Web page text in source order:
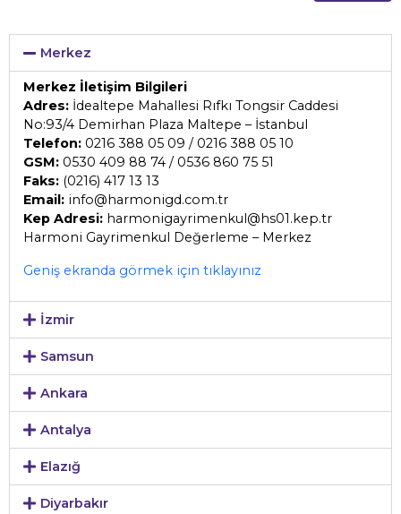
Merkez
Merkez İletişim Bilgileri
Adres: İdealtepe Mahallesi Rıfkı Tongsir Caddesi
No:93/4 Demirhan Plaza Maltepe – İstanbul
Telefon: 0216 388 05 09 / 0216 388 05 10
GSM: 0530 409 88 74 / 0536 860 75 51
Faks: (0216) 417 13 13
Email: info@harmonigd.com.tr
Kep Adresi: harmonigayrimenkul@hs01.kep.tr
Harmoni Gayrimenkul Değerleme – Merkez
Geniş ekranda görmek için tıklayınız
İzmir
Samsun
Ankara
Antalya
Elazığ
Diyarbakır